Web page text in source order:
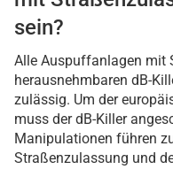
sein?
Alle Auspuffanlagen mit
herausnehmbaren dB-
zulässig. Um der
muss der dB-Killer
Manipulationen führen
Straßenzulassung und